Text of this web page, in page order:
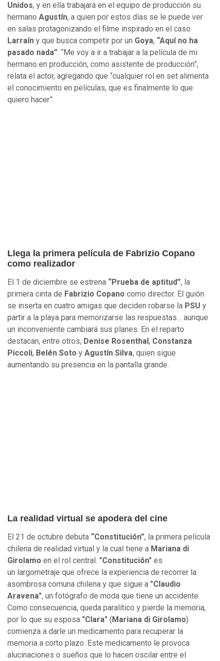
Unidos, y en ella trabajará en el equipo de producción su
hermano Agustín, a quien por estos días se le puede ver
en salas protagonizando el filme inspirado en el caso
Larraín y que busca competir por un Goya, “Aquí no ha
pasado nada”. “Me voy a ir a trabajar a la película de mi
hermano en producción, como asistente de producción”,
relata el actor, agregando que “cualquier rol en set alimenta
el conocimiento en películas, que es finalmente lo que
quiero hacer”.
Llega la primera película de Fabrizio Copano
como realizador
El 1 de diciembre se estrena “Prueba de aptitud”, la
primera cinta de Fabrizio Copano como director. El guión
se inserta en cuatro amigas que deciden robarse la PSU y
partir a la playa para memorizarse las respuestas… aunque
un inconveniente cambiará sus planes. En el reparto
destacan, entre otros, Denise Rosenthal, Constanza
Piccoli, Belén Soto y Agustín Silva, quien sigue
aumentando su presencia en la pantalla grande.
La realidad virtual se apodera del cine
El 21 de octubre debuta “Constitución”, la primera película
chilena de realidad virtual y la cual tiene a Mariana di
Girolamo en el rol central. "Constitución" es
un largometraje que ofrece la experiencia de recorrer la
asombrosa comuna chilena y que sigue a "Claudio
Aravena", un fotógrafo de moda que tiene un accidente.
Como consecuencia, queda paralítico y pierde la memoria,
por lo que su esposa "Clara" (Mariana di Girolamo)
comienza a darle un medicamento para recuperar la
memoria a corto plazo. Este medicamento le provoca
alucinaciones o sueños que lo hacen oscilar entre el